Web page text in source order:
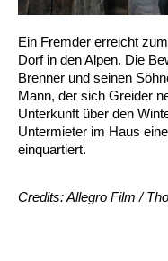
Ein Fremder erreicht
Dorf in den Alpen. Die
Brenner und seinen
Mann, der sich Greider
Unterkunft über den
Untermieter im Haus
einquartiert.
Credits: Allegro Film /